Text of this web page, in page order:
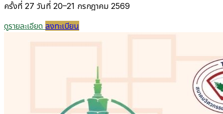
ครั้งที่ 27 วันที่ 20–21 กรกฎาคม 2569
ดูรายละเอียด ลงทะเบียน